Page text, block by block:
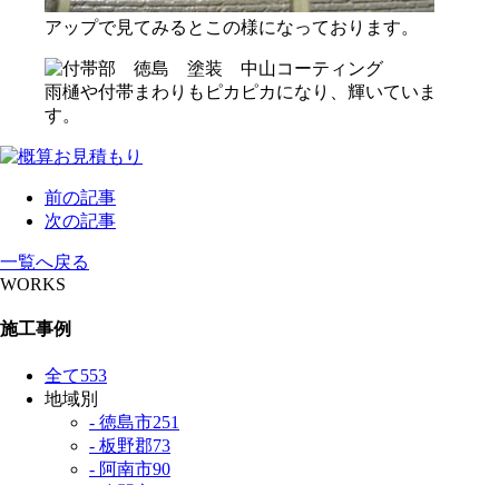
アップで見てみるとこの様になっております。
雨樋や付帯まわりもピカピカになり、輝いていま
す。
前の記事
次の記事
一覧へ戻る
WORKS
施工事例
全て553
地域別
- 徳島市251
- 板野郡73
- 阿南市90